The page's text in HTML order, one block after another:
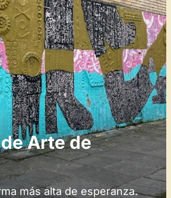
Arte de
más alta de esperanza.